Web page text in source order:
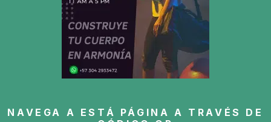
NAVEGA A ESTÁ PÁGINA A TRAVÉS DE